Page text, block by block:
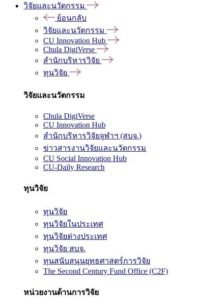
วิจัยและนวัตกรรม
ย้อนกลับ
วิจัยและนวัตกรรม
CU Innovation Hub
Chula DigiVerse
สำนักบริหารวิจัย
ทุนวิจัย
วิจัยและนวัตกรรม
Chula DigiVerse
CU Innovation Hub
สำนักบริหารวิจัยจุฬาฯ (สบจ.)
ข่าวสารงานวิจัยและนวัตกรรม
CU Social Innovation Hub
CU-Daily Research
ทุนวิจัย
ทุนวิจัย
ทุนวิจัยในประเทศ
ทุนวิจัยต่างประเทศ
ทุนวิจัย สบจ.
ทุนสนับสนุนยุทธศาสตร์การวิจัย
The Second Century Fund Office (C2F)
หน่วยงานด้านการวิจัย